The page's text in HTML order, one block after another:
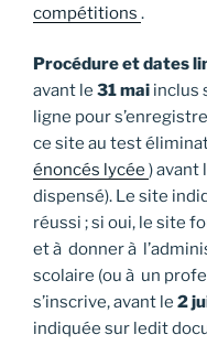
compétitions .
Procédure et dates
avant le 31 mai inclus
ligne pour
ce site au test
énoncés lycée ) avant
dispensé). Le site
réussi ; si oui, le site
et à donner à
scolaire (ou à un
s’inscrive, avant le 2
indiquée sur ledit